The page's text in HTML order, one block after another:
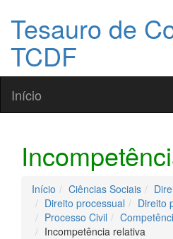
Tesauro de
TCDF
Início
Início Ciências Sociais
Direito processual
Direito
Processo Civil
Incompetência relativa